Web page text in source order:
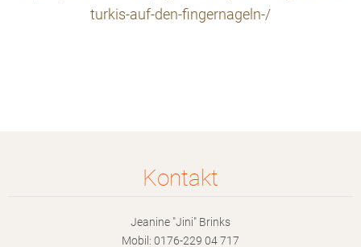
turkis-auf-den-fingernageln-/
Kontakt
Jeanine "Jini" Brinks
Mobil: 0176-229 04 717